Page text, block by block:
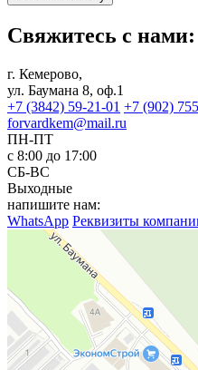
Свяжитесь с нами:
г. Кемерово,
ул. Баумана 8, оф.1
+7 (3842) 59-21-01 +7 (902)
forvardkem@mail.ru
ПН-ПТ
с 8:00 до 17:00
СБ-ВС
Выходные
напишите нам:
WhatsApp Реквизиты